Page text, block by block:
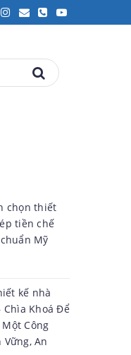
chọn thiết
tiền chế
Mỹ
kế nhà
Chìa Khoá Để
Công
An